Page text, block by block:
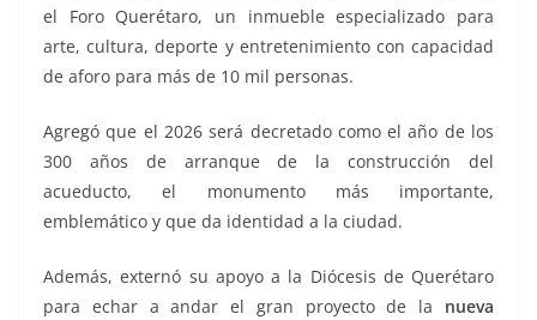
el Foro Querétaro, un inmueble especializado para
arte, cultura, deporte y entretenimiento con capacidad
de aforo para más de 10 mil personas.
Agregó que el 2026 será decretado como el año de los
300 años de arranque de la construcción del
acueducto, el monumento más importante,
emblemático y que da identidad a la ciudad.
Además, externó su apoyo a la Diócesis de Querétaro
para echar a andar el gran proyecto de la nueva